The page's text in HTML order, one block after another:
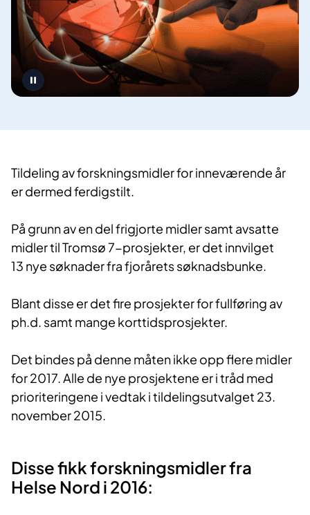
Tildeling av forskningsmidler for inneværende år
er dermed ferdigstilt.
På grunn av en del frigjorte midler samt avsatte
midler til Tromsø 7-prosjekter, er det innvilget
13 nye søknader fra fjorårets søknadsbunke.
Blant disse er det fire prosjekter for fullføring av
ph.d. samt mange korttidsprosjekter.
Det bindes på denne måten ikke opp flere midler
for 2017. Alle ​de nye prosjektene er i tråd med
prioriteringene i vedtak i tildelingsutvalget 23.
november 2015.
​Disse fikk forskningsmidler fra
Helse Nord i 2016: